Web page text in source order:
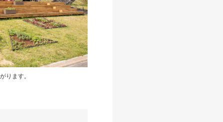
ります。